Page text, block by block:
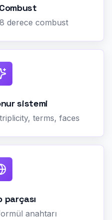
derece combust
sistemi
terms, faces
parçası
anahtarı